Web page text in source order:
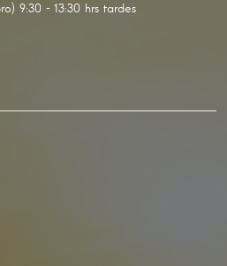
9:30 - 13:30 hrs tardes